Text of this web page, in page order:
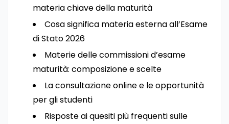
materia chiave della maturità
Cosa significa materia esterna all’Esame
di Stato 2026
Materie delle commissioni d’esame
maturità: composizione e scelte
La consultazione online e le opportunità
per gli studenti
Risposte ai quesiti più frequenti sulle